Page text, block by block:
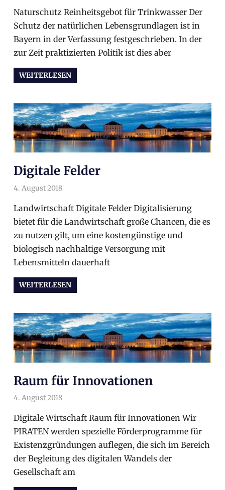
Naturschutz Reinheitsgebot für Trinkwasser Der
Schutz der natürlichen Lebensgrundlagen ist in
Bayern in der Verfassung festgeschrieben. In der
zur Zeit praktizierten Politik ist dies aber
WEITERLESEN
Digitale Felder
4. August 2018
Landwirtschaft Digitale Felder Digitalisierung
bietet für die Landwirtschaft große Chancen, die es
zu nutzen gilt, um eine kostengünstige und
biologisch nachhaltige Versorgung mit
Lebensmitteln dauerhaft
WEITERLESEN
Raum für Innovationen
4. August 2018
Digitale Wirtschaft Raum für Innovationen Wir
PIRATEN werden spezielle Förderprogramme für
Existenzgründungen auflegen, die sich im Bereich
der Begleitung des digitalen Wandels der
Gesellschaft am